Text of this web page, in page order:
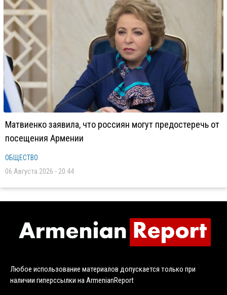
Матвиенко заявила, что россиян могут предостеречь от
посещения Армении
ОБЩЕСТВО
06 Августа 2026 - 20:44
Любое использование материалов допускается только при
наличии гиперссылки на ArmenianReport